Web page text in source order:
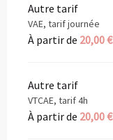
Autre tarif
VAE, tarif journée
À partir de 20,00 €
Autre tarif
VTCAE, tarif 4h
À partir de 20,00 €